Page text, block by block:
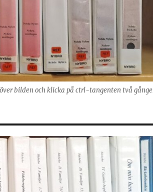
bilden och klicka på ctrl-tangenten två